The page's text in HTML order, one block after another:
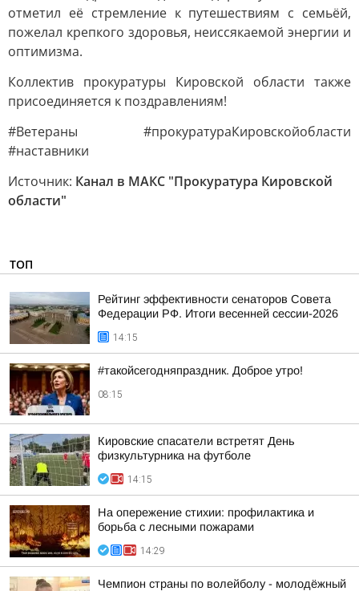
отметил её стремление к путешествиям с семьёй,
пожелал крепкого здоровья, неиссякаемой энергии и
оптимизма.
Коллектив прокуратуры Кировской области также
присоединяется к поздравлениям!
#Ветераны #прокуратураКировскойобласти
#наставники
Источник: Канал в МАКС "Прокуратура Кировской
области"
ТОП
Рейтинг эффективности сенаторов Совета
Федерации РФ. Итоги весенней сессии-2026
14:15
#такойсегодняпраздник. Доброе утро!
08:15
Кировские спасатели встретят День
физкультурника на футболе
14:15
На опережение стихии: профилактика и
борьба с лесными пожарами
14:29
Чемпион страны по волейболу - молодёжный